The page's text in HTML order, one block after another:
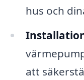
hus och
att